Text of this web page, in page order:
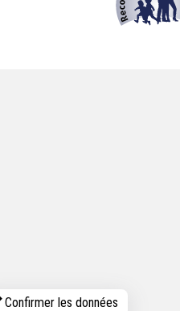
Confirmer les données